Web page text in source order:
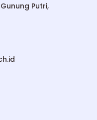
Putri,